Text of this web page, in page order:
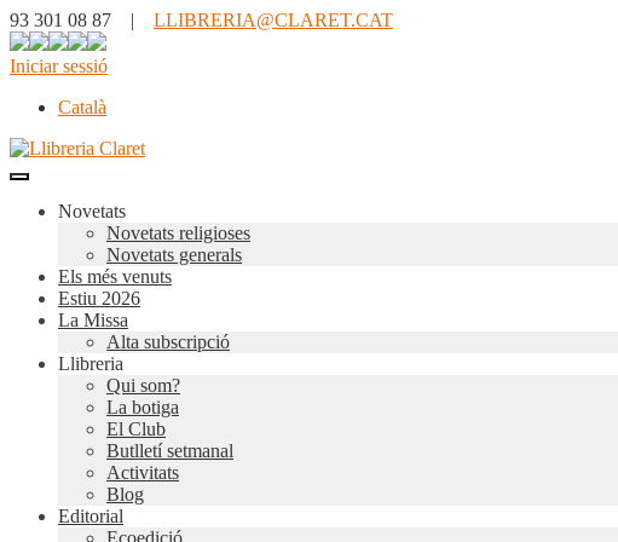
93 301 08 87 | LLIBRERIA@CLARET.CAT
Iniciar sessió
Català
Novetats
Novetats religioses
Novetats generals
Els més venuts
Estiu 2026
La Missa
Alta subscripció
Llibreria
Qui som?
La botiga
El Club
Butlletí setmanal
Activitats
Blog
Editorial
Ecoedició